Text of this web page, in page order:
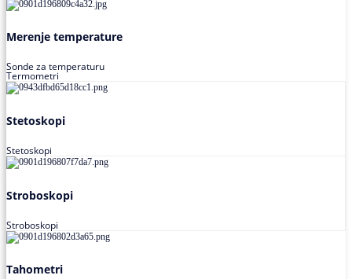
Merenje temperature
Sonde za temperaturu
Termometri
Stetoskopi
Stetoskopi
Stroboskopi
Stroboskopi
Tahometri